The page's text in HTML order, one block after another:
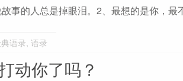
事的人总是掉眼泪。2、最想的是你，最
语录, 语录
动你了吗？